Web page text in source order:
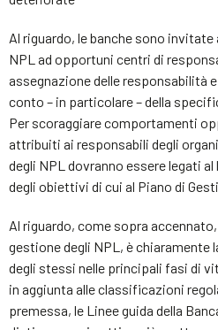
Al riguardo, le banche sono invitate
NPL ad opportuni centri di
assegnazione delle responsabilità
conto – in particolare – della
Per scoraggiare comportamenti
attribuiti ai responsabili degli
degli NPL dovranno essere legati
degli obiettivi di cui al Piano di
Al riguardo, come sopra
gestione degli NPL, è
degli stessi nelle principali fasi di
in aggiunta alle classificazioni
premessa, le Linee guida della